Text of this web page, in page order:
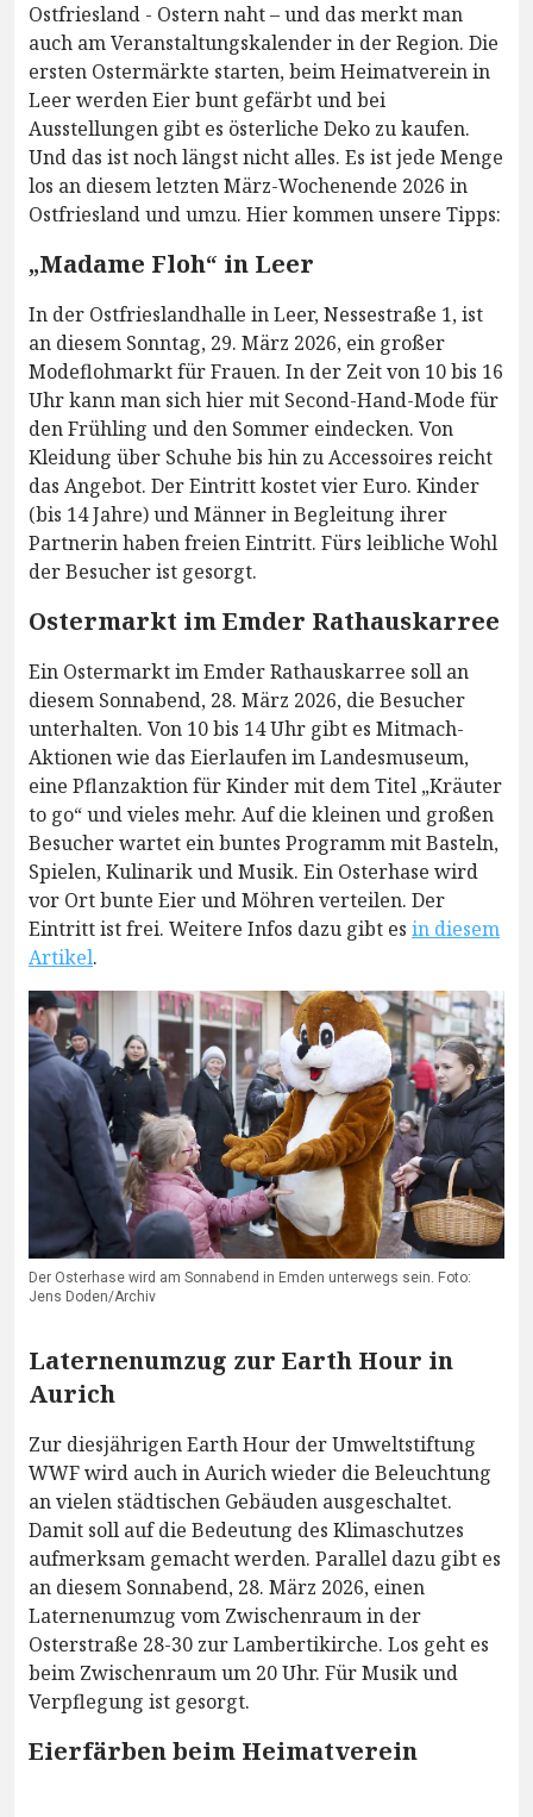
Ostfriesland - Ostern naht – und das merkt man
auch am Veranstaltungskalender in der Region. Die
ersten Ostermärkte starten, beim Heimatverein in
Leer werden Eier bunt gefärbt und bei
Ausstellungen gibt es österliche Deko zu kaufen.
Und das ist noch längst nicht alles. Es ist jede Menge
los an diesem letzten März-Wochenende 2026 in
Ostfriesland und umzu. Hier kommen unsere Tipps:
„Madame Floh“ in Leer
In der Ostfrieslandhalle in Leer, Nessestraße 1, ist
an diesem Sonntag, 29. März 2026, ein großer
Modeflohmarkt für Frauen. In der Zeit von 10 bis 16
Uhr kann man sich hier mit Second-Hand-Mode für
den Frühling und den Sommer eindecken. Von
Kleidung über Schuhe bis hin zu Accessoires reicht
das Angebot. Der Eintritt kostet vier Euro. Kinder
(bis 14 Jahre) und Männer in Begleitung ihrer
Partnerin haben freien Eintritt. Fürs leibliche Wohl
der Besucher ist gesorgt.
Ostermarkt im Emder Rathauskarree
Ein Ostermarkt im Emder Rathauskarree soll an
diesem Sonnabend, 28. März 2026, die Besucher
unterhalten. Von 10 bis 14 Uhr gibt es Mitmach-
Aktionen wie das Eierlaufen im Landesmuseum,
eine Pflanzaktion für Kinder mit dem Titel „Kräuter
to go“ und vieles mehr. Auf die kleinen und großen
Besucher wartet ein buntes Programm mit Basteln,
Spielen, Kulinarik und Musik. Ein Osterhase wird
vor Ort bunte Eier und Möhren verteilen. Der
Eintritt ist frei. Weitere Infos dazu gibt es in diesem
Artikel.
Der Osterhase wird am Sonnabend in Emden unterwegs sein. Foto:
Jens Doden/Archiv
Laternenumzug zur Earth Hour in
Aurich
Zur diesjährigen Earth Hour der Umweltstiftung
WWF wird auch in Aurich wieder die Beleuchtung
an vielen städtischen Gebäuden ausgeschaltet.
Damit soll auf die Bedeutung des Klimaschutzes
aufmerksam gemacht werden. Parallel dazu gibt es
an diesem Sonnabend, 28. März 2026, einen
Laternenumzug vom Zwischenraum in der
Osterstraße 28-30 zur Lambertikirche. Los geht es
beim Zwischenraum um 20 Uhr. Für Musik und
Verpflegung ist gesorgt.
Eierfärben beim Heimatverein